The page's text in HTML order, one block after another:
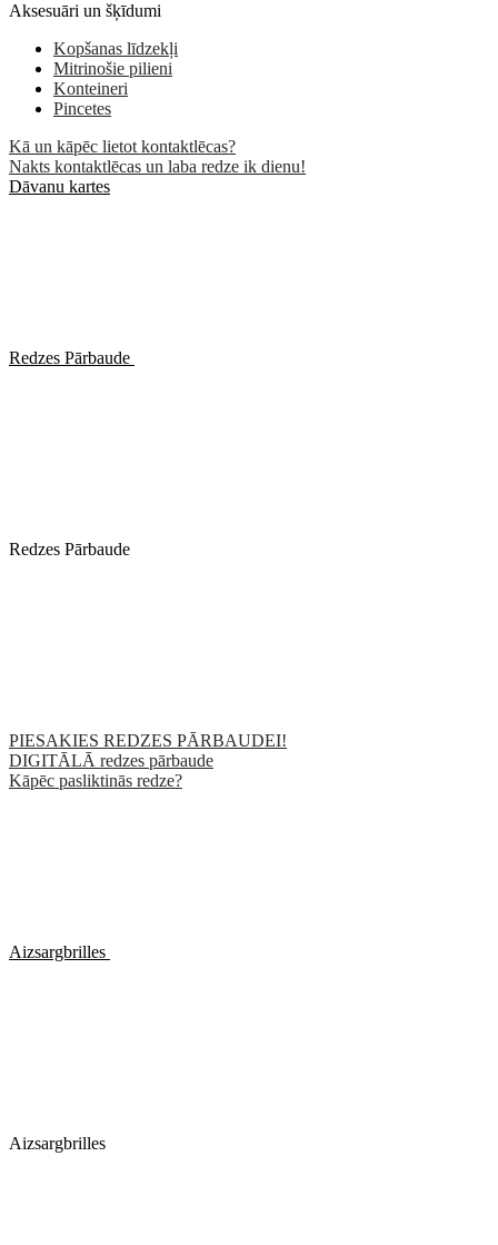
Aksesuāri un šķīdumi
Kopšanas līdzekļi
Mitrinošie pilieni
Konteineri
Pincetes
Kā un kāpēc lietot kontaktlēcas?
Nakts kontaktlēcas un laba redze ik dienu!
Dāvanu kartes
Redzes Pārbaude
Redzes Pārbaude
PIESAKIES REDZES PĀRBAUDEI!
DIGITĀLĀ redzes pārbaude
Kāpēc pasliktinās redze?
Aizsargbrilles
Aizsargbrilles